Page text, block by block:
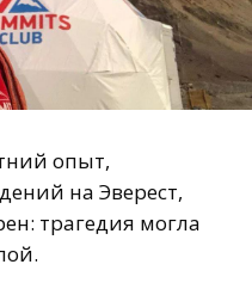
опыт,
на Эверест,
трагедия могла